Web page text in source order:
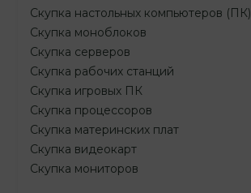
Скупка настольных компьютеров (ПК)
Скупка моноблоков
Скупка серверов
Скупка рабочих станций
Скупка игровых ПК
Скупка процессоров
Скупка материнских плат
Скупка видеокарт
Скупка мониторов